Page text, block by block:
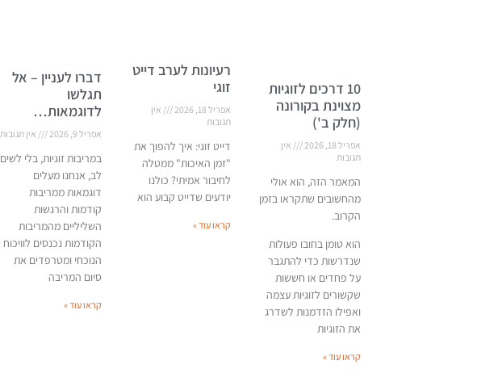
10 דרכים לזוגיות
מצוינת בקורונה
(חלק ב')
אפריל 18, 2026
אין
תגובות
המאמר הזה, הוא אולי
מהחשובים שתקראו בזמן
הקרוב.
הוא טומן בחובו פעולות
שנדרשות כדי להתגבר
על פחדים או חששות
שקשורים לזוגיות עצמה
ואפילו הזדמנות לשדרג
את הזוגיות
קראו עוד »
רעיונות לערב דייט
זוגי
אפריל 18, 2026
אין
תגובות
דייט זוגי: איך להפוך את
"זמן האיכות" ממטלה
לחיבור אמיתי? כולנו
יודעים שדייט קבוע הוא
קראו עוד »
דברו לעניין – אל
תגלשו
לדוגמאות…
אפריל 9, 2026 אין תגובות
במריבות זוגיות, בלי לשים
לב, אנחנו מעלים
דוגמאות ממריבות
קודמות והרגשות
השליליים מהמריבות
הקודמות נכנסים לוויכוח
הנוכחי ומטרפדים את
סיום המריבה
קראו עוד »